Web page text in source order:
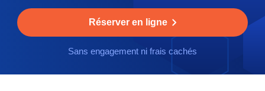
Réserver en ligne
Sans engagement ni frais cachés